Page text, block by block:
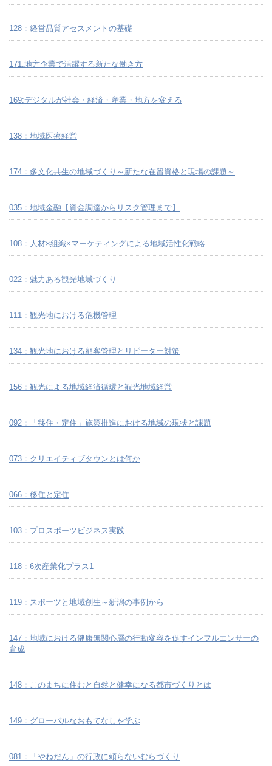
128：経営品質アセスメントの基礎
171:地方企業で活躍する新たな働き方
169:デジタルが社会・経済・産業・地方を変える
138：地域医療経営
174：多文化共生の地域づくり～新たな在留資格と現場の課題～
035：地域金融【資金調達からリスク管理まで】
108：人材×組織×マーケティングによる地域活性化戦略
022：魅力ある観光地域づくり
111：観光地における危機管理
134：観光地における顧客管理とリピーター対策
156：観光による地域経済循環と観光地域経営
092：「移住・定住」施策推進における地域の現状と課題
073：クリエイティブタウンとは何か
066：移住と定住
103：プロスポーツビジネス実践
118：6次産業化プラス1
119：スポーツと地域創生～新潟の事例から
147：地域における健康無関心層の行動変容を促すインフルエンサーの
育成
148：このまちに住むと自然と健幸になる都市づくりとは
149：グローバルなおもてなしを学ぶ
081：「やねだん」の行政に頼らないむらづくり